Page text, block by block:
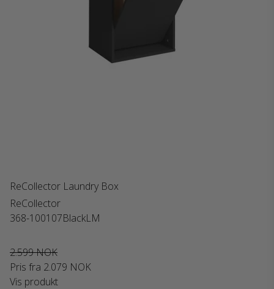
ReCollector Laundry Box
ReCollector
368-100107BlackLM
2.599 NOK
Pris fra 2.079 NOK
Vis produkt